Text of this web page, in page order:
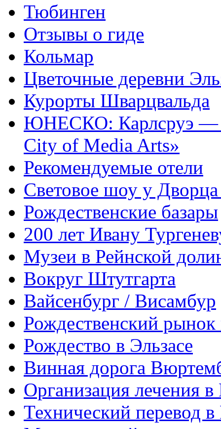
Тюбинген
Отзывы о гиде
Кольмар
Цветочные деревни
Курорты Шварцвальда
ЮНЕСКО: Карлсруэ —
City of Media Arts»
Рекомендуемые отели
Световое шоу у
Рождественские базары
200 лет Ивану
Музеи в Рейнской
Вокруг Штутгарта
Вайсенбург / Висамбур
Рождественский рынок
Рождество в Эльзасе
Винная дорога
Организация лечения
Технический перевод